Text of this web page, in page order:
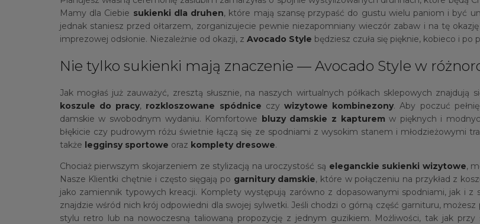
Mamy dla Ciebie sukienki dla druhen, które mają szansę przypaść do gustu wielu paniom i być
jednak staniesz przed ołtarzem, zorganizujecie pewnie niezapomniany wieczór zabaw i na tę
imprezowej odsłonie. Niezależnie od okazji, z Avocado Style będziesz czuła się pięknie, kobieco i po
Nie tylko sukienki mają znaczenie — Avocado Style w
Jak mogłaś już zauważyć, zresztą słusznie, na naszych wirtualnych półkach sklepowych znajdują
koszule do pracy, rozkloszowane spódnice czywizytowe kombinezony. Aby poczuć
damskie w swobodnym wydaniu. Komfortowe bluzy damskie z kapturem w pięknych i
błękicie czy pudrowym różu świetnie łączą się ze spodniami z wysokim stanem i młodzieżowymi
także legginsy sportowe oraz komplety dresowe.
Chociaż pierwszym skojarzeniem ze stylizacją na uroczystość są eleganckie sukienki wizytowe,
Nasze Klientki chętnie i często sięgają po garnitury damskie, które w połączeniu na przykład z
jako zamiennik typowych kreacji. Komplety występują zarówno z dopasowanymi spodniami, jak i
znajdzie wśród nich krój odpowiedni dla swojej sylwetki. Jeśli chodzi o górną część garnituru,
stylu retro lub na nowoczesną taliowaną propozycję z jednym guzikiem. Możliwości, tak jak